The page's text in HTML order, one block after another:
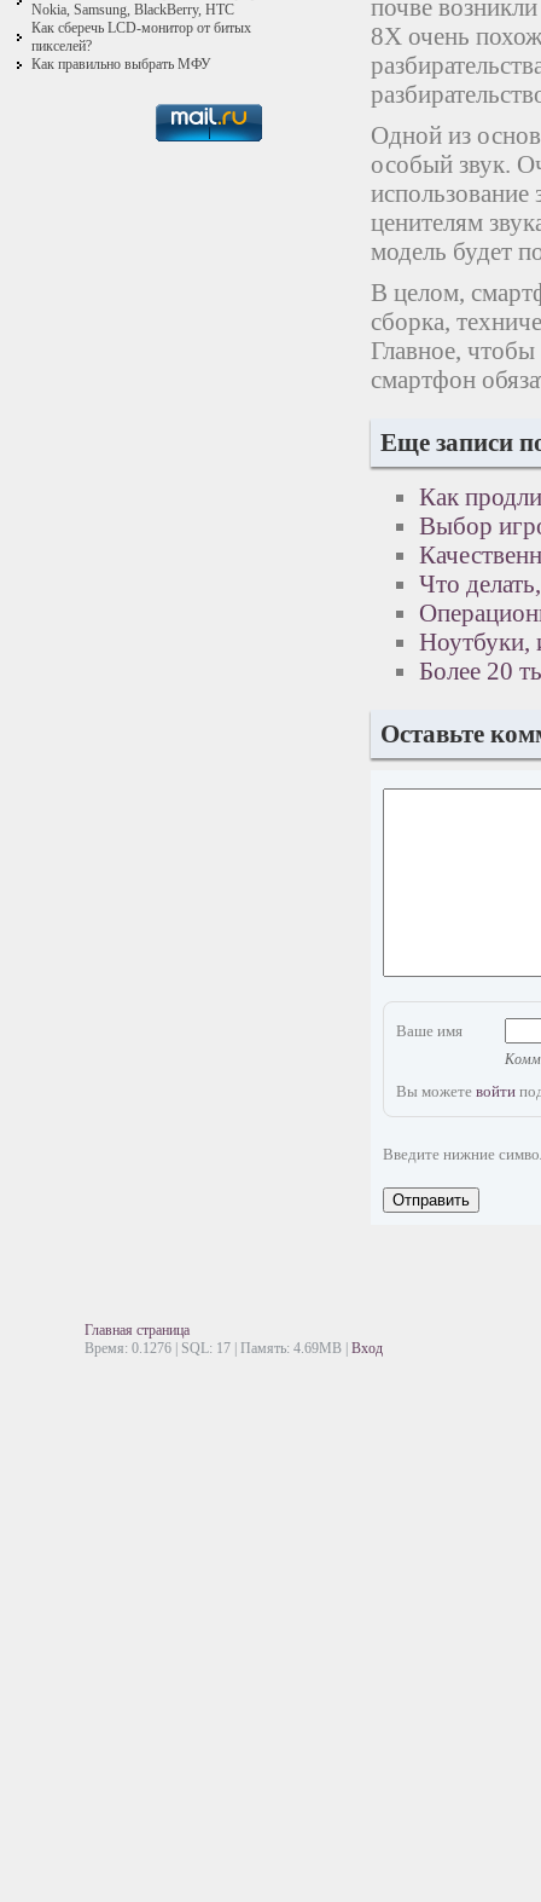
Nokia, Samsung, BlackBerry, HTC
Как сберечь LCD-монитор от битых
пикселей?
Как правильно выбрать МФУ
почве
8X очень
Одной из
особый звук.
ценителям
модель будет
В целом,
сборка,
Главное,
смартфон
Еще записи
Как
Выбор
Что
Более 20
Оставьте
Ваше имя
Вы можете войти
Введите нижние
Отправить
Главная страница
Время: 0.1276 | SQL: 17 | Память: 4.69MB Вход